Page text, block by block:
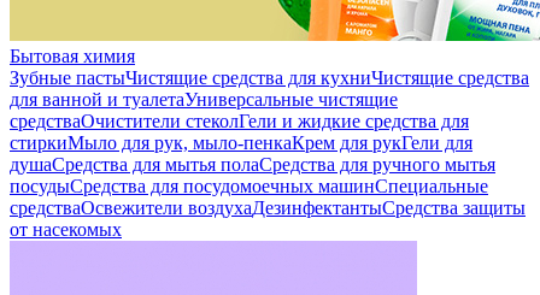
Бытовая химия
Зубные пастыЧистящие средства для кухниЧистящие средства
для ванной и туалетаУниверсальные чистящие
средстваОчистители стеколГели и жидкие средства для
стиркиМыло для рук, мыло-пенкаКрем для рукГели для
душаСредства для мытья полаСредства для ручного мытья
посудыСредства для посудомоечных машинСпециальные
средстваОсвежители воздухаДезинфектантыСредства защиты
от насекомых